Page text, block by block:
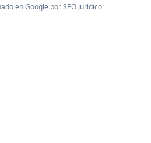
en Google porSEO Jurídico